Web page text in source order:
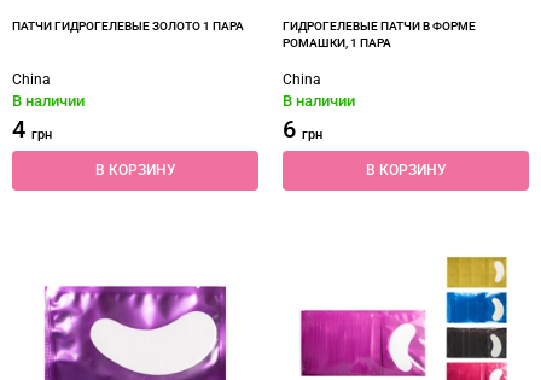
ПАТЧИ ГИДРОГЕЛЕВЫЕ ЗОЛОТО 1 ПАРА
China
В наличии
4 грн
В КОРЗИНУ
ГИДРОГЕЛЕВЫЕ ПАТЧИ В ФОРМЕ
РОМАШКИ, 1 ПАРА
China
В наличии
6 грн
В КОРЗИНУ